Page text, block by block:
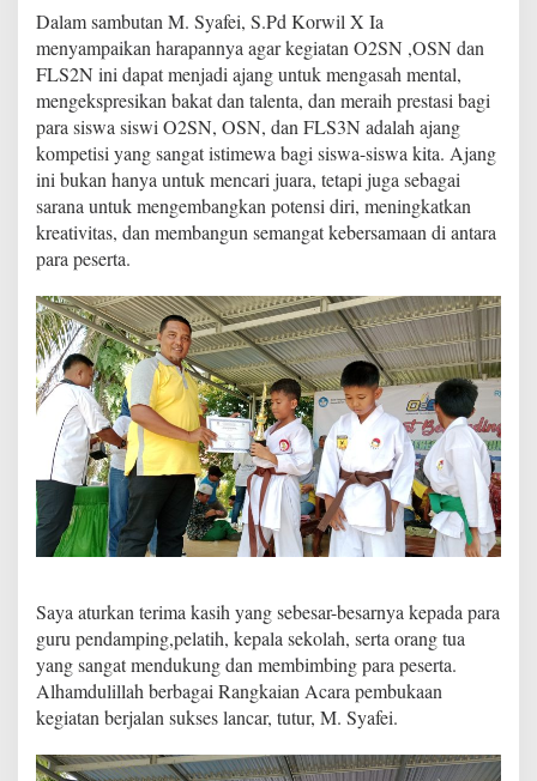
0
2
5
B
e
r
a
n
g
s
g
M
e
r
i
a
h
&
S
s
e
Dalam sambutan M. Syafei, S.Pd Korwil X Ia
menyampaikan harapannya agar kegiatan O2SN ,OSN dan
FLS2N ini dapat menjadi ajang untuk mengasah mental,
mengekspresikan bakat dan talenta, dan meraih prestasi bagi
para siswa siswi O2SN, OSN, dan FLS3N adalah ajang
kompetisi yang sangat istimewa bagi siswa-siswa kita. Ajang
ini bukan hanya untuk mencari juara, tetapi juga sebagai
sarana untuk mengembangkan potensi diri, meningkatkan
kreativitas, dan membangun semangat kebersamaan di antara
para peserta.
Saya aturkan terima kasih yang sebesar-besarnya kepada para
guru pendamping,pelatih, kepala sekolah, serta orang tua
yang sangat mendukung dan membimbing para peserta.
Alhamdulillah berbagai Rangkaian Acara pembukaan
kegiatan berjalan sukses lancar, tutur, M. Syafei.